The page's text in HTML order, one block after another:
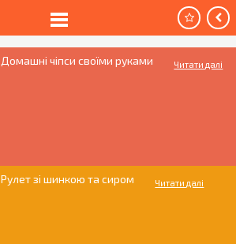
Домашні чіпси своїми руками Читати далі
Рулет зі шинкою та сиром Читати далі